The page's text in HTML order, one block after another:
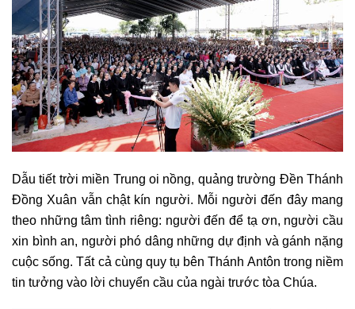
Dẫu tiết trời miền Trung oi nồng, quảng trường Đền Thánh
Đồng Xuân vẫn chật kín người. Mỗi người đến đây mang
theo những tâm tình riêng: người đến để tạ ơn, người cầu
xin bình an, người phó dâng những dự định và gánh nặng
cuộc sống. Tất cả cùng quy tụ bên Thánh Antôn trong niềm
tin tưởng vào lời chuyển cầu của ngài trước tòa Chúa.